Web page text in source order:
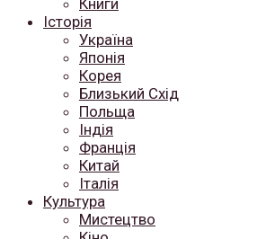
Книги
Історія
Україна
Японія
Корея
Близький Схід
Польща
Індія
Франція
Китай
Італія
Культура
Мистецтво